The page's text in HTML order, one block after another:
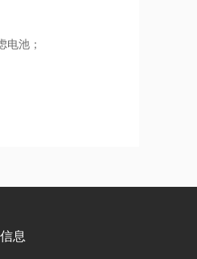
电池；
息